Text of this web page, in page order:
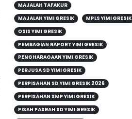
MAJALAH TAFAKUR
MAJALAH YIMI GRESIK
MPLS YIMI GRESIK
OSIS YIMI GRESIK
PEMBAGIAN RAPORT YIMI GRESIK
PENGHARAGAAN YIMI GRESIK
PERJUSA SD YIMI GRESIK
PERPISAHAN SD YIMI GRESIK 2026
PERPISAHAN SMP YIMI GRESIK
PISAH PASRAH SD YIMI GRESIK